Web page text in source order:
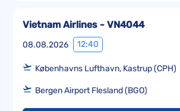
08.08.2026 12:40
Vietnam Airlines - VN4044
Københavns Lufthavn, Kastrup (CPH)
Bergen Airport Flesland (BGO)